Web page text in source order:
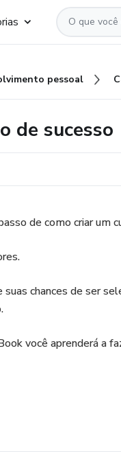
pessoal
de sucesso
de como criar um
chances de ser
você aprenderá a